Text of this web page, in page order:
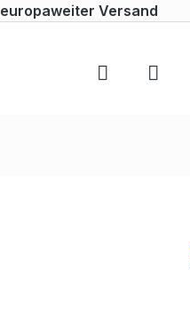
europaweiter Versand